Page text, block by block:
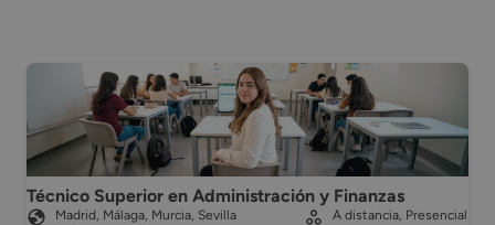
Técnico Superior en Administración y Finanzas
Madrid, Málaga, Murcia, Sevilla
A distancia, Presencial